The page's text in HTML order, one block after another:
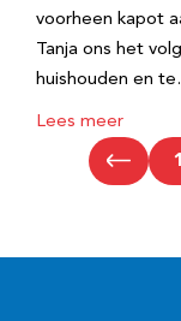
voorheen kapot
Tanja ons het
huishouden en
Lees meer
1